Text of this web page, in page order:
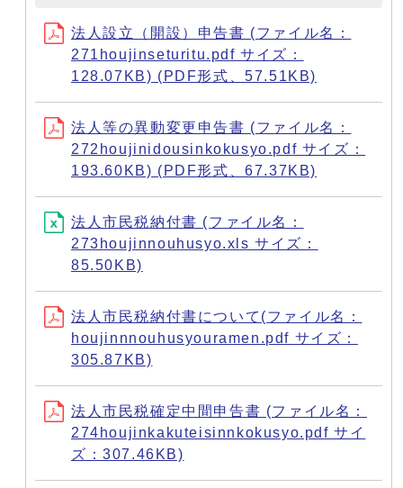
法人設立（開設）申告書 (ファイル名：
271houjinseturitu.pdf サイズ：
128.07KB) (PDF形式、57.51KB)
法人等の異動変更申告書 (ファイル名：
272houjinidousinkokusyo.pdf サイズ：
193.60KB) (PDF形式、67.37KB)
法人市民税納付書 (ファイル名：
273houjinnouhusyo.xls サイズ：
85.50KB)
法人市民税納付書について(ファイル名：
houjinnnouhusyouramen.pdf サイズ：
305.87KB)
法人市民税確定中間申告書 (ファイル名：
274houjinkakuteisinnkokusyo.pdf サイ
ズ：307.46KB)